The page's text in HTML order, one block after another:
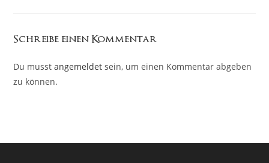
Schreibe einen Kommentar
Du musstangemeldet sein, um einen Kommentar abgeben
zu können.